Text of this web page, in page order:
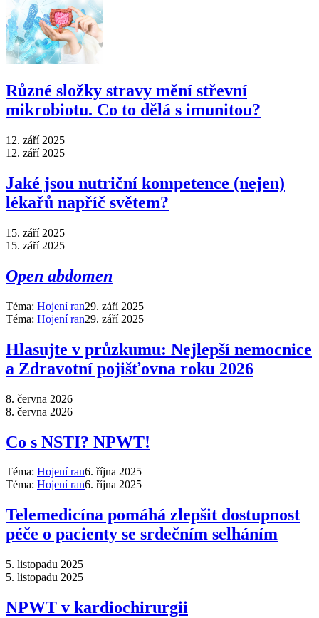
Různé složky stravy mění střevní
mikrobiotu. Co to dělá s imunitou?
12. září 2025
12. září 2025
Jaké jsou nutriční kompetence (nejen)
lékařů napříč světem?
15. září 2025
15. září 2025
Open abdomen
Téma: Hojení ran29. září 2025
Téma: Hojení ran29. září 2025
Hlasujte v průzkumu: Nejlepší nemocnice
a Zdravotní pojišťovna roku 2026
8. června 2026
8. června 2026
Co s NSTI? NPWT!
Téma: Hojení ran6. října 2025
Téma: Hojení ran6. října 2025
Telemedicína pomáhá zlepšit dostupnost
péče o pacienty se srdečním selháním
5. listopadu 2025
5. listopadu 2025
NPWT v kardiochirurgii